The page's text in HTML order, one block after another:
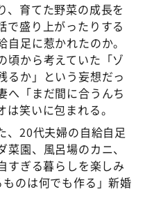
、育てた野菜の成長を
で盛り上がったりする
足に惹かれたのか。
頃から考えていた「ゾ
るか」という妄想だっ
へ「まだ間に合うんち
笑いに包まれる。
、20代夫婦の自給自足
園、風呂場のカニ、
すぎる暮らしを楽しみ
のは何でも作る」新婚